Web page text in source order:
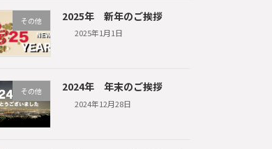
その他 2025年 新年のご挨拶
2025年1月1日
その他 2024年 年末のご挨拶
2024年12月28日